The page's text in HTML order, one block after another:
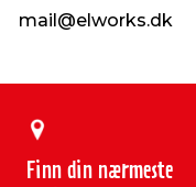
mail@elworks.dk
Finn din nærmeste